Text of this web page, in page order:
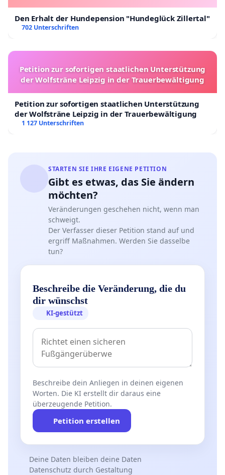
Den Erhalt der Hundepension "Hundeglück Zillertal"
702 Unterschriften
Petition zur sofortigen staatlichen Unterstützung
der Wolfsträne Leipzig in der Trauerbewältigung
Petition zur sofortigen staatlichen Unterstützung
der Wolfsträne Leipzig in der Trauerbewältigung
1 127 Unterschriften
STARTEN SIE IHRE EIGENE PETITION
Gibt es etwas, das Sie ändern
möchten?
Veränderungen geschehen nicht, wenn man
schweigt.
Der Verfasser dieser Petition stand auf und
ergriff Maßnahmen. Werden Sie dasselbe
tun?
Beschreibe die Veränderung, die du
dir wünschst
KI-gestützt
Beschreibe dein Anliegen in deinen eigenen
Worten. Die KI erstellt dir daraus eine
überzeugende Petition.
Petition erstellen
Deine Daten bleiben deine Daten
Datenschutz durch Gestaltung